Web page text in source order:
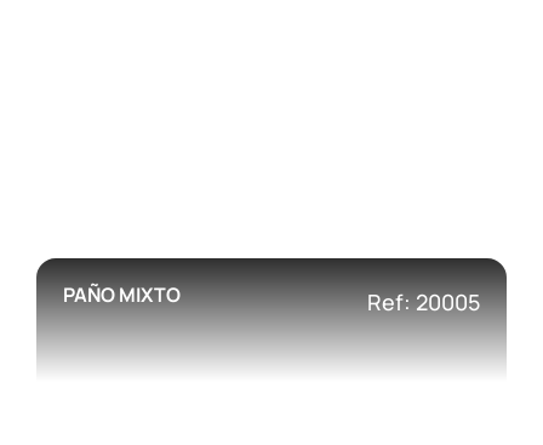
PAÑO MIXTO Ref: 20005